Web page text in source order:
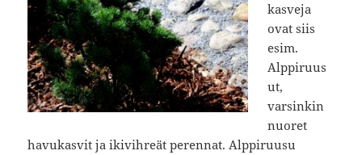
kasveja
ovat siis
esim.
Alppiruus
ut,
varsinkin
nuoret
havukasvit ja ikivihreät perennat. Alppiruusu